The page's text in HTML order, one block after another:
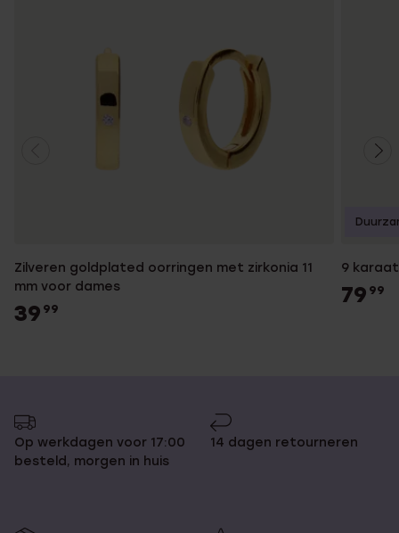
Zilveren goldplated oorringen met zirkonia 11
mm voor dames
39 99
9
79 99
Op werkdagen voor 17:00
besteld, morgen in huis
14 dagen retourneren